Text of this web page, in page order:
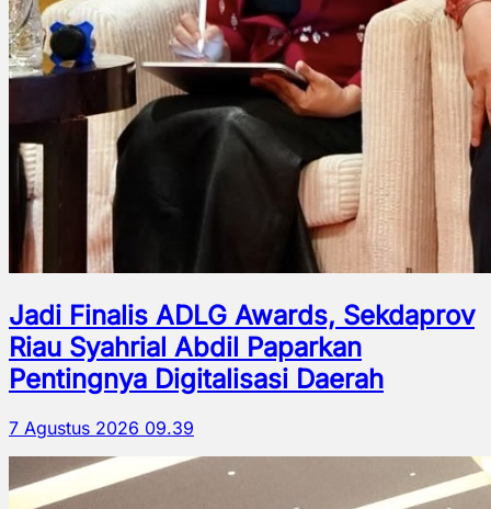
Jadi Finalis ADLG Awards, Sekdaprov
Riau Syahrial Abdil Paparkan
Pentingnya Digitalisasi Daerah
7 Agustus 2026 09.39